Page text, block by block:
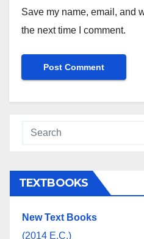
Save my name, email, and
the next time I comment.
TEXTBOOKS
New Text Books
(2014 E.C.)